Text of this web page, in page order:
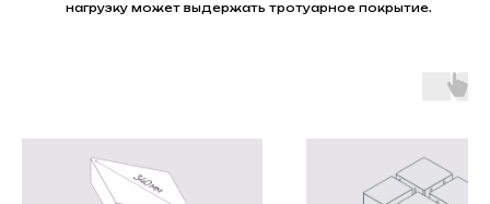
нагрузку может выдержать тротуарное покрытие.